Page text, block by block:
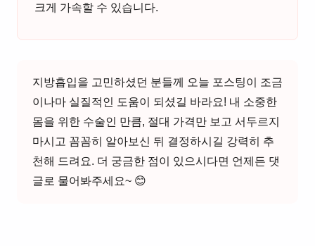
크게 가속할 수 있습니다.
지방흡입을 고민하셨던 분들께 오늘 포스팅이 조금
이나마 실질적인 도움이 되셨길 바라요! 내 소중한
몸을 위한 수술인 만큼, 절대 가격만 보고 서두르지
마시고 꼼꼼히 알아보신 뒤 결정하시길 강력히 추
천해 드려요. 더 궁금한 점이 있으시다면 언제든 댓
글로 물어봐주세요~ 😊